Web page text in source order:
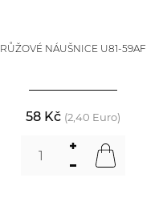
RŮŽOVÉ NÁUŠNICE U81-59AF
58 Kč (2,40 Euro)